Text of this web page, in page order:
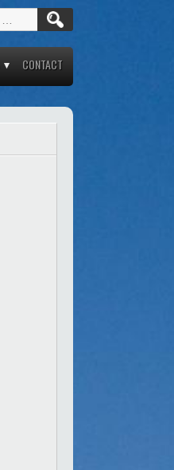
CONTACT